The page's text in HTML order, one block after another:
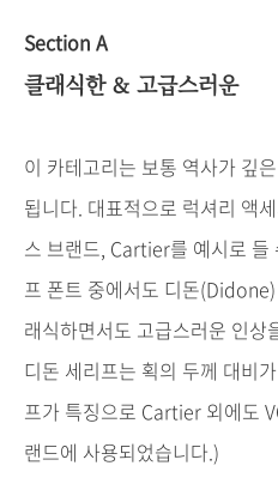
Section A
클래식한& 고급스러운
이 카테고리는 보통 역사가 깊은
됩니다. 대표적으로 럭셔리 액
스 브랜드, Cartier를 예시로 들
프 폰트 중에서도 디돈(Didone)
래식하면서도 고급스러운 인상
디돈 세리프는 획의 두께 대비가
프가 특징으로 Cartier 외에도
랜드에 사용되었습니다.)